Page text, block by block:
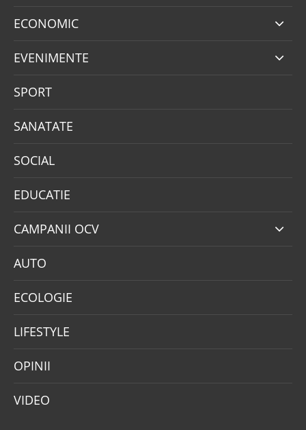
ECONOMIC
EVENIMENTE
SPORT
SANATATE
SOCIAL
EDUCATIE
CAMPANII OCV
AUTO
ECOLOGIE
LIFESTYLE
OPINII
VIDEO